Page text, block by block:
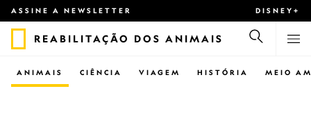
ASSINE A NEWSLETTER DISNEY+
REABILITAÇÃO DOS ANIMAIS
CIÊNCIA VIAGEM
ANIMAIS HISTÓRIA MEIO